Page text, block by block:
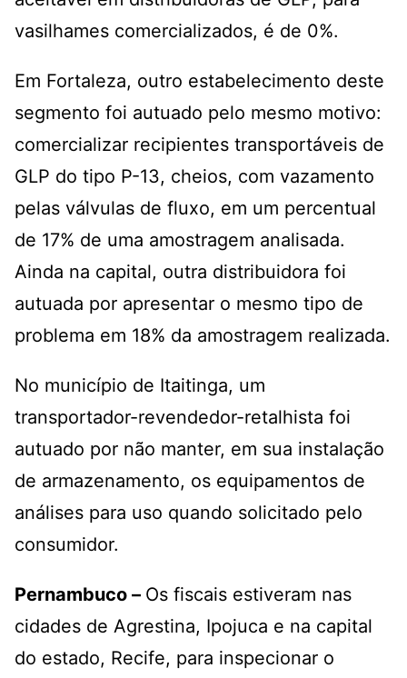
vasilhames comercializados, é de 0%.
Em Fortaleza, outro estabelecimento deste
segmento foi autuado pelo mesmo motivo:
comercializar recipientes transportáveis de
GLP do tipo P-13, cheios, com vazamento
pelas válvulas de fluxo, em um percentual
de 17% de uma amostragem analisada.
Ainda na capital, outra distribuidora foi
autuada por apresentar o mesmo tipo de
problema em 18% da amostragem realizada.
No município de Itaitinga, um
transportador-revendedor-retalhista foi
autuado por não manter, em sua instalação
de armazenamento, os equipamentos de
análises para uso quando solicitado pelo
consumidor.
Pernambuco – Os fiscais estiveram nas
cidades de Agrestina, Ipojuca e na capital
do estado, Recife, para inspecionar o